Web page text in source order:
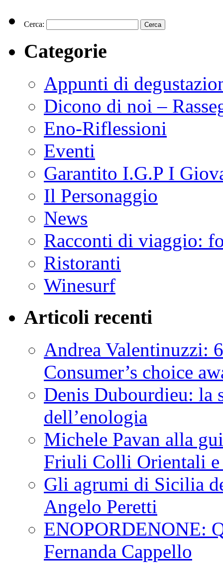
Cerca:
Categorie
Appunti di
Dicono di noi –
Eno-Riflessioni
Eventi
Garantito I.G.P I
Il Personaggio
News
Racconti di viaggio:
Ristoranti
Winesurf
Articoli recenti
Andrea Valentinuzzi:
Consumer’s choice
Denis Dubourdieu: la
dell’enologia
Michele Pavan alla
Friuli Colli Orientali e
Gli agrumi di Sicilia
Angelo Peretti
ENOPORDENONE:
Fernanda Cappello